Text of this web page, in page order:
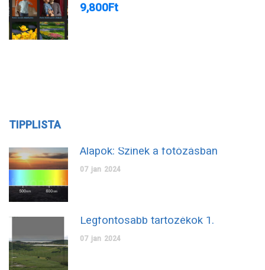
9,800Ft
TIPPLISTA
Alapok: Színek a fotózásban
07 jan 2024
Legfontosabb tartozékok 1.
07 jan 2024